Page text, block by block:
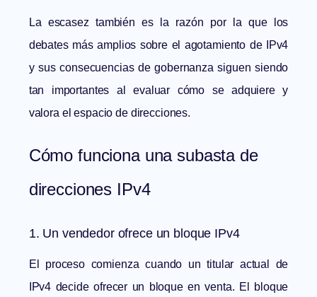
La escasez también es la razón por la que los
debates más amplios sobre el agotamiento de IPv4
y sus consecuencias de gobernanzasiguen siendo
tan importantes al evaluar cómo se adquiere y
valora el espacio de direcciones.
Cómo funciona una subasta de
direcciones IPv4
1. Un vendedor ofrece un bloque IPv4
El proceso comienza cuando un titular actual de
IPv4 decide ofrecer un bloque en venta. El bloque